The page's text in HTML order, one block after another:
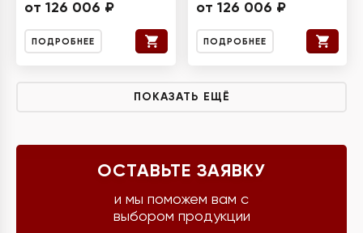
от 126 006 ₽
ПОДРОБНЕЕ
от 126 006 ₽
ПОДРОБНЕЕ
ПОКАЗАТЬ ЕЩЁ
ОСТАВЬТЕ ЗАЯВКУ
и мы поможем вам с
выбором продукции